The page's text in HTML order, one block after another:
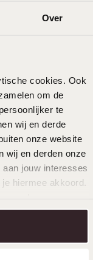
Over
cookies. Ook
om de
te
wij en derde
onze website
wij en derden onze
jouw interesses
hiermee akkoord.